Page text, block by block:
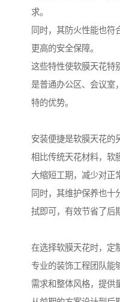
求。
同时，其防火性能也符
更高的安全保障。
这些特性使软膜天花特
是普通办公区、会议室
特的优势。
安装便捷是软膜天花的
相比传统天花材料，软
大缩短工期，减少对正
同时，其维护保养也十
拭即可，有效节省了后
在选择软膜天花时，定
专业的装饰工程团队能
需求和整体风格，提供